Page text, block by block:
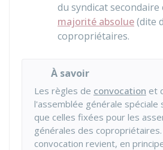
du syndicat secondaire
majorité absolue(dite
copropriétaires.
À savoir
Les règles de convocation et
l'assemblée générale spéciale
que celles fixées pour les
générales des
convocation revient, en